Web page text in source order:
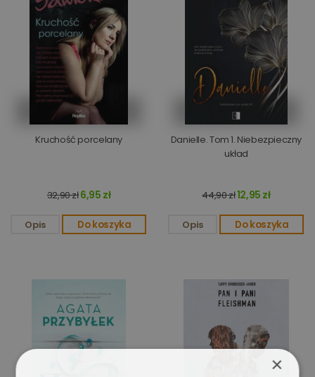
Kruchość porcelany
32,90 zł6,95 zł
Opis Do koszyka
Danielle. Tom 1. Niebezpieczny
układ
44,90 zł12,95 zł
Opis Do koszyka
×